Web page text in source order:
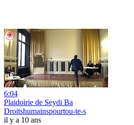
6:04
Plaidoirie de Seydi Ba
Droitshumainspourtou-te-s
il y a 10 ans